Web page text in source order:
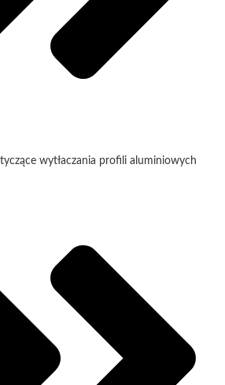
wytłaczania profili aluminiowych